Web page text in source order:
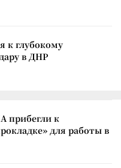
к глубокому
в ДНР
прибегли к
для работы в